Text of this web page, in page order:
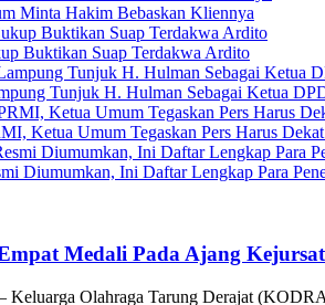
Minta Hakim Bebaskan Kliennya
Buktikan Suap Terdakwa Ardito
Tunjuk H. Hulman Sebagai Ketua
Ketua Umum Tegaskan Pers Harus
Diumumkan, Ini Daftar Lengkap Para
Medali Pada Ajang
Olahraga Tarung Derajat